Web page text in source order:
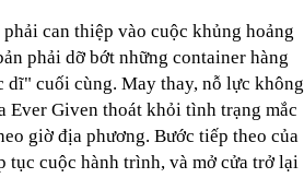
can thiệp vào cuộc khủng hoảng
phải dỡ bớt những container hàng
dĩ" cuối cùng. May thay, nỗ lực không
Ever Given thoát khỏi tình trạng mắc
giờ địa phương. Bước tiếp theo của
tục cuộc hành trình, và mở cửa trở lại